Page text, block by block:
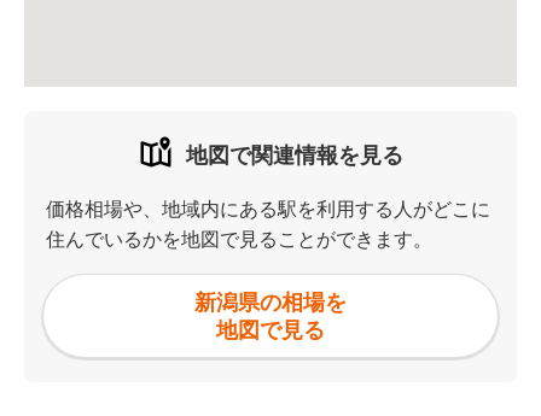
地図で関連情報を見る
価格相場や、地域内にある駅を利用する人がどこに
住んでいるかを地図で見ることができます。
新潟県の相場を
地図で見る